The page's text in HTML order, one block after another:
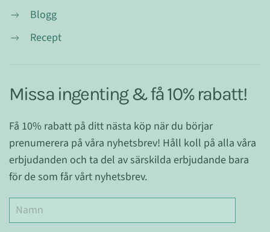
Blogg
Recept
Missa ingenting & få 10% rabatt!
Få 10% rabatt på ditt nästa köp när du börjar
prenumerera på våra nyhetsbrev! Håll koll på alla våra
erbjudanden och ta del av särskilda erbjudande bara
för de som får vårt nyhetsbrev.